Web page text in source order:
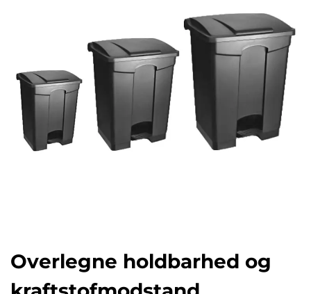
Overlegne holdbarhed og